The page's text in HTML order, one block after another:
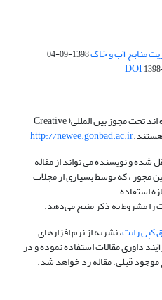
منابع آب و خاک1398-09-04
مقالاتی که در این نشریه منتشر شده اند تحت مجوز بین المللی( Creative
http://newee.gonbad.ac.ir
شده و نویسنده می تواند از مقاله
مجوز ، که توسط بسیاری از مجلات
استفاده
را مشروط به ذکر منبع می‌دهد.
کپی رایت، نشریه از نرم افزارهای
داوری مقالات استفاده نموده و در